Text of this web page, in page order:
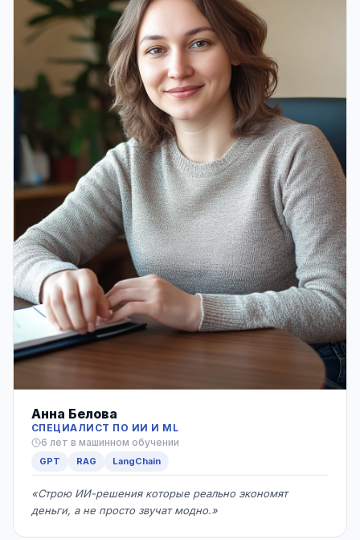
Анна Белова
СПЕЦИАЛИСТ ПО ИИ И ML
6 лет в машинном обучении
GPT RAG LangChain
«Строю ИИ-решения которые реально экономят
деньги, а не просто звучат модно.»